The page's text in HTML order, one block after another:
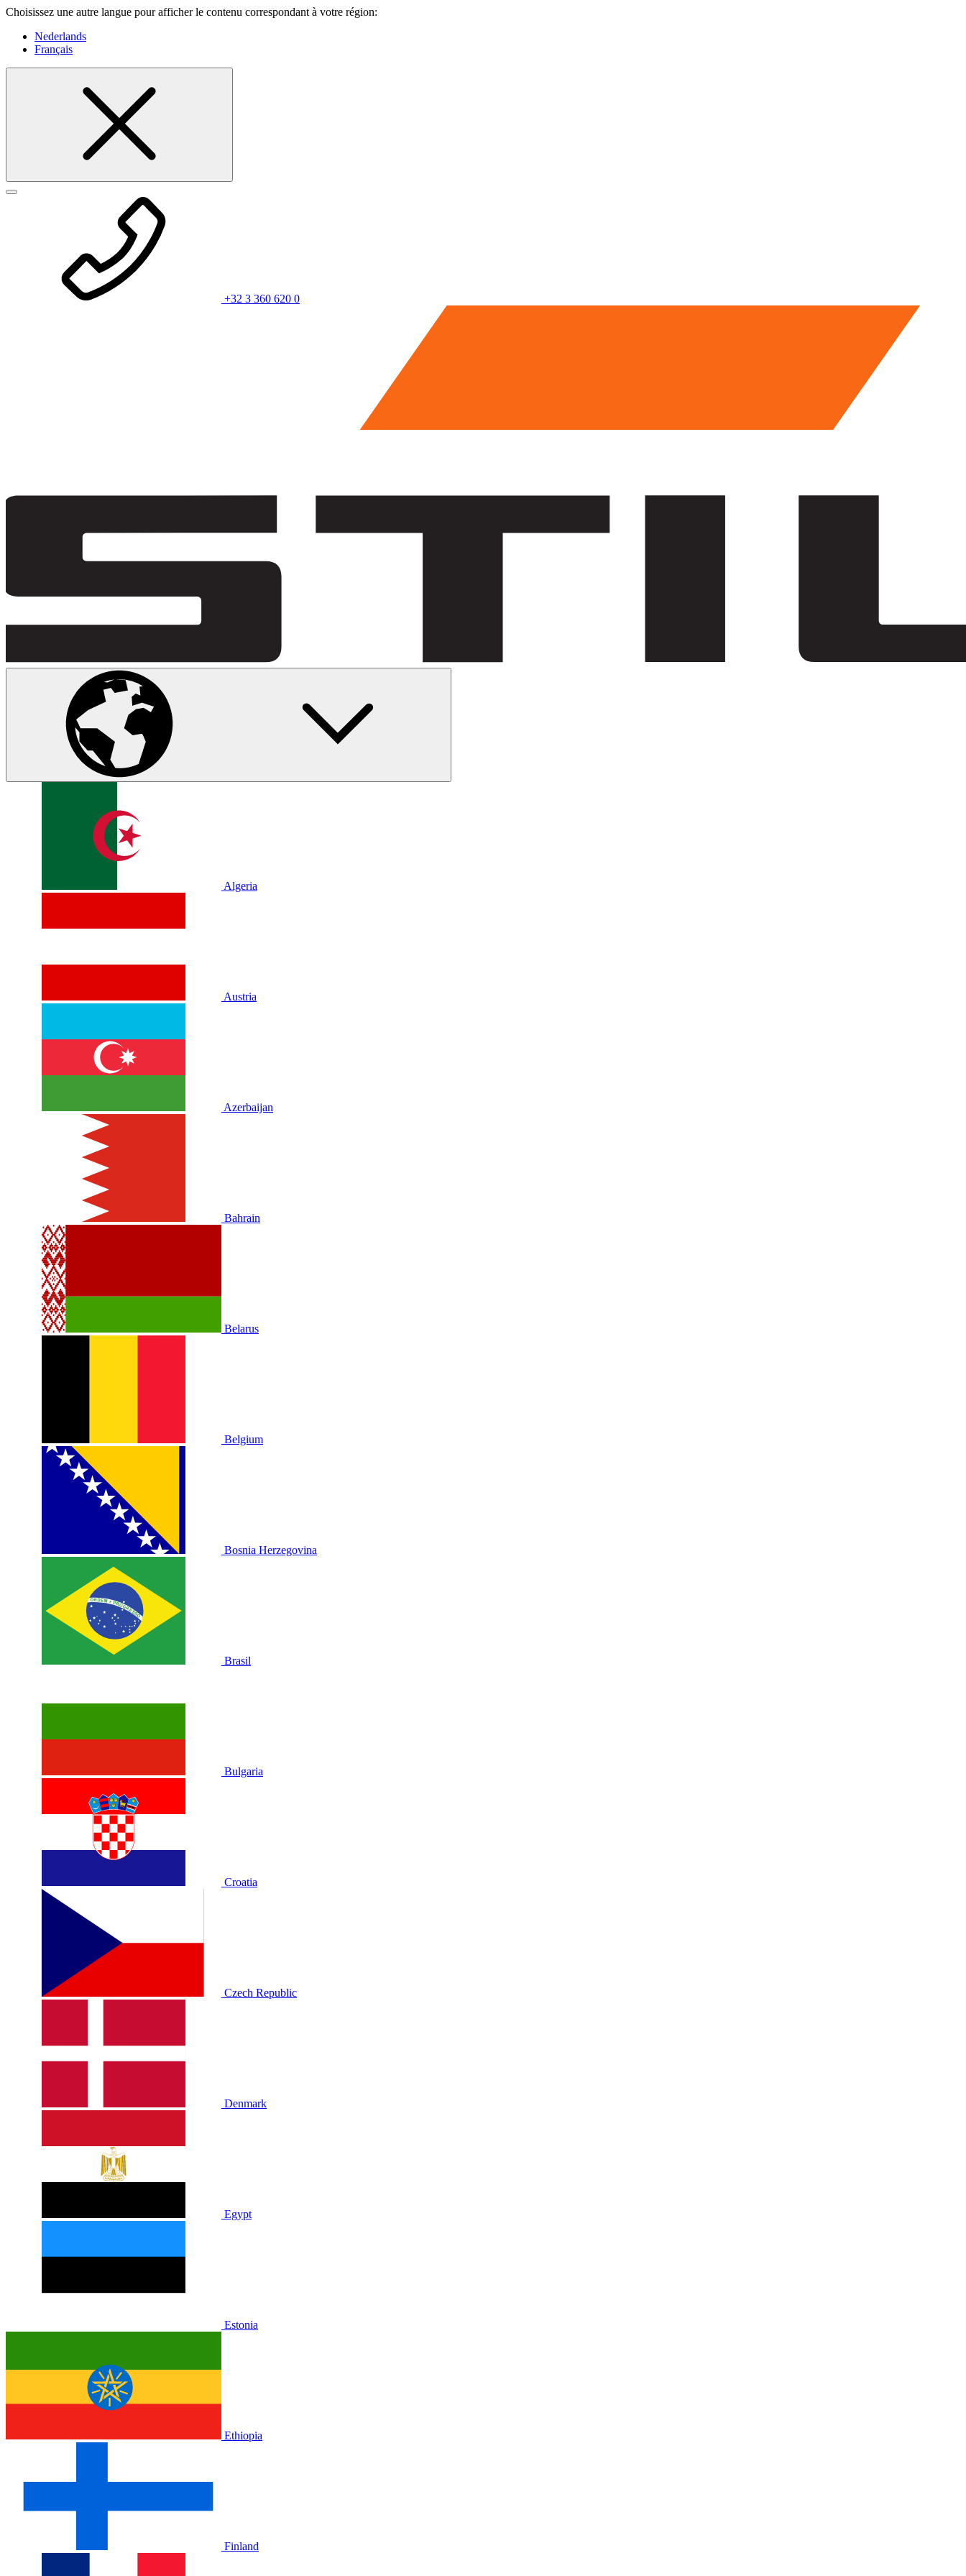
Choisissez une autre langue pour afficher le contenu correspondant à votre région:
Nederlands
Français
+32 3 360 620 0
Algeria
Austria
Azerbaijan
Bahrain
Belarus
Belgium
Bosnia Herzegovina
Brasil
Bulgaria
Croatia
Czech Republic
Denmark
Egypt
Estonia
Ethiopia
Finland